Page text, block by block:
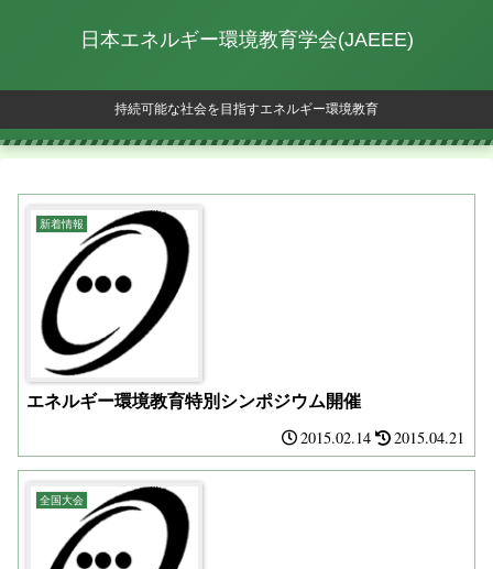
日本エネルギー環境教育学会(JAEEE)
持続可能な社会を目指すエネルギー環境教育
新着情報
エネルギー環境教育特別シンポジウム開催
2015.02.14 2015.04.21
全国大会